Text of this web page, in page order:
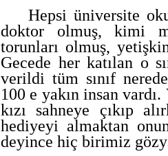
Hepsi üniversite
doktor olmuş, kimi
torunları olmuş,
Gecede her katılan o
verildi tüm sınıf
100 e yakın insan
kızı sahneye çıkıp
hediyeyi almaktan
deyince hiç birimiz